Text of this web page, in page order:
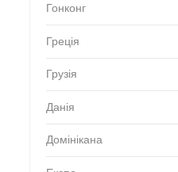
Гонконг
Греція
Грузія
Данія
Домінікана